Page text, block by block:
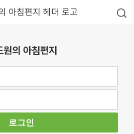
원의 아침편지
로그인